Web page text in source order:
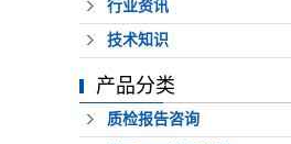
行业资讯
技术知识
产品分类
质检报告咨询